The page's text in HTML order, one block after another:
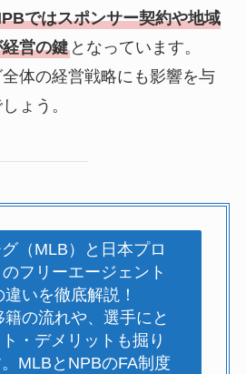
ではスポンサー契約や地域
営の鍵となっています。
体の経営戦略にも影響を与
ょう。
（MLB）と日本プロ
フリーエージェント
違いを徹底解説！
の流れや、選手にと
・デメリットも掘り
MLBとNPBのFA制度